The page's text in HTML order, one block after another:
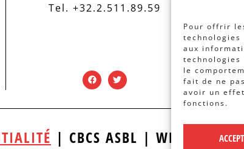
Pour offrir
aux
le
fait de ne
avoir un
fonctions.
Tel. +32.2.511.89.59
| CBCS ASBL | WEBDESIGN